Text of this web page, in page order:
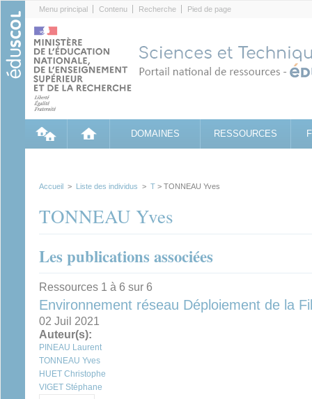
Menu principal Contenu Recherche Pied de page
DOMAINES RESSOURCES
Accueil > Liste des individus > T > TONNEAU Yves
TONNEAU Yves
Les publications associées
Ressources 1 à 6 sur 6
Environnement réseau Déploiement de la
02 Juil 2021
Auteur(s):
PINEAU Laurent
TONNEAU Yves
HUET Christophe
VIGET Stéphane